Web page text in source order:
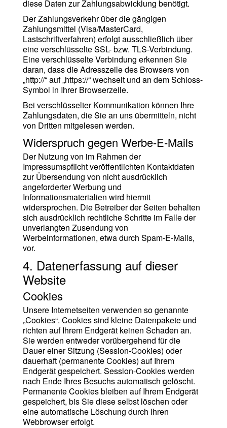
diese Daten zur Zahlungsabwicklung benötigt.
Der Zahlungsverkehr über die gängigen
Zahlungsmittel (Visa/MasterCard,
Lastschriftverfahren) erfolgt ausschließlich über
eine verschlüsselte SSL- bzw. TLS-Verbindung.
Eine verschlüsselte Verbindung erkennen Sie
daran, dass die Adresszeile des Browsers von
„http://“ auf „https://“ wechselt und an dem Schloss-
Symbol in Ihrer Browserzeile.
Bei verschlüsselter Kommunikation können Ihre
Zahlungsdaten, die Sie an uns übermitteln, nicht
von Dritten mitgelesen werden.
Widerspruch gegen Werbe-E-Mails
Der Nutzung von im Rahmen der
Impressumspflicht veröffentlichten Kontaktdaten
zur Übersendung von nicht ausdrücklich
angeforderter Werbung und
Informationsmaterialien wird hiermit
widersprochen. Die Betreiber der Seiten behalten
sich ausdrücklich rechtliche Schritte im Falle der
unverlangten Zusendung von
Werbeinformationen, etwa durch Spam-E-Mails,
vor.
4. Datenerfassung auf dieser
Website
Cookies
Unsere Internetseiten verwenden so genannte
„Cookies“. Cookies sind kleine Datenpakete und
richten auf Ihrem Endgerät keinen Schaden an.
Sie werden entweder vorübergehend für die
Dauer einer Sitzung (Session-Cookies) oder
dauerhaft (permanente Cookies) auf Ihrem
Endgerät gespeichert. Session-Cookies werden
nach Ende Ihres Besuchs automatisch gelöscht.
Permanente Cookies bleiben auf Ihrem Endgerät
gespeichert, bis Sie diese selbst löschen oder
eine automatische Löschung durch Ihren
Webbrowser erfolgt.